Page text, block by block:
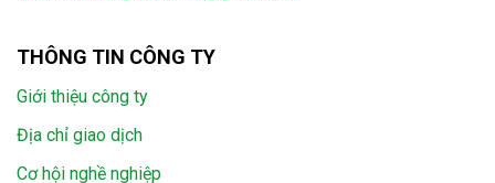
THÔNG TIN CÔNG TY
Giới thiệu công ty
Địa chỉ giao dịch
Cơ hội nghề nghiệp